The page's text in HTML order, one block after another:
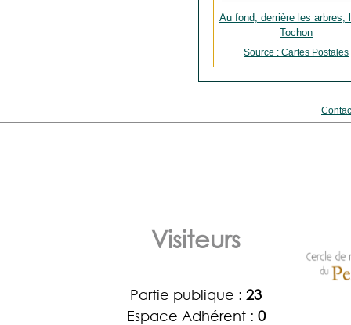
Au fond, derrière les arbres,
Tochon
Source : Cartes Postales
Visiteurs
Partie publique : 23
Espace Adhérent : 0